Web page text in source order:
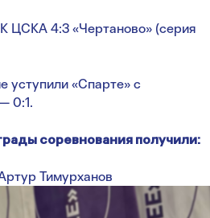
ЦСКА 4:3 «Чертаново» (серия
уступили «Спарте» с
0:1.
соревнования получили:
Тимурханов